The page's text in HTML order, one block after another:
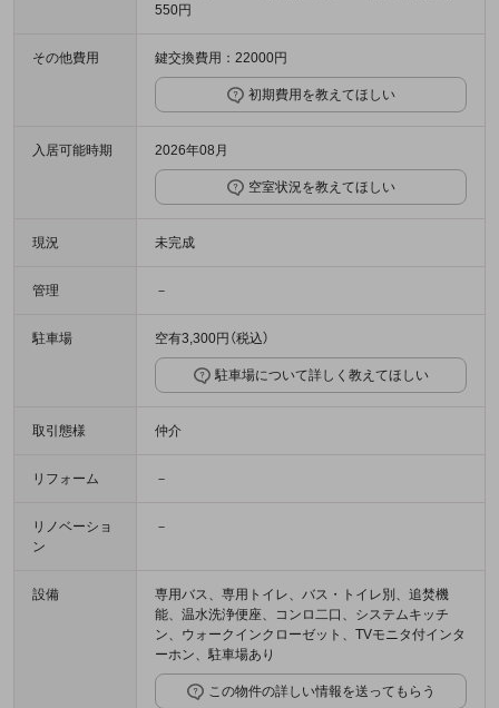
550円
その他費用 鍵交換費用：22000円
初期費用を教えてほしい
入居可能時期 2026年08月
空室状況を教えてほしい
現況 未完成
管理 －
駐車場 空有3,300円（税込）
駐車場について詳しく教えてほしい
取引態様 仲介
リフォーム －
リノベーショ
ン
－
設備
専用バス、専用トイレ、バス・トイレ別、追焚機
能、温水洗浄便座、コンロ二口、システムキッチ
ン、ウォークインクローゼット、TVモニタ付インタ
ーホン、駐車場あり
この物件の詳しい情報を送ってもらう